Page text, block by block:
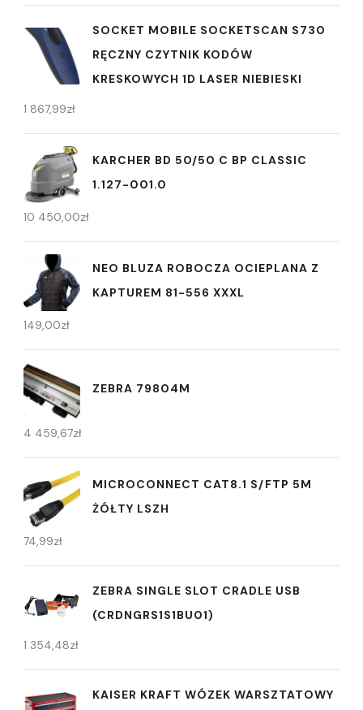
SOCKET MOBILE SOCKETSCAN S730
RĘCZNY CZYTNIK KODÓW
KRESKOWYCH 1D LASER NIEBIESKI
1 867,99zł
KARCHER BD 50/50 C BP CLASSIC
1.127-001.0
10 450,00zł
NEO BLUZA ROBOCZA OCIEPLANA Z
KAPTUREM 81-556 XXXL
149,00zł
ZEBRA 79804M
4 459,67zł
MICROCONNECT CAT8.1 S/FTP 5M
ŻÓŁTY LSZH
74,99zł
ZEBRA SINGLE SLOT CRADLE USB
(CRDNGRS1S1BU01)
1 354,48zł
KAISER KRAFT WÓZEK WARSZTATOWY